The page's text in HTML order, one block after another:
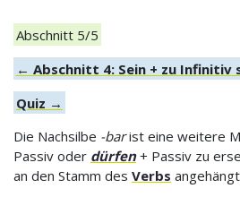
Abschnitt 5/5
← Abschnitt 4: Sein + zu
Quiz →
Die Nachsilbe -barist eine weitere
Passiv oder dürfen+ Passiv zu
an den Stamm des Verbs